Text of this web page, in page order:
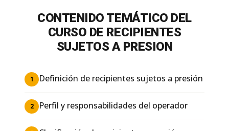
CONTENIDO TEMÁTICO DEL
CURSO DE RECIPIENTES
SUJETOS A PRESION
1 Definición de recipientes sujetos a presión
2 Perfil y responsabilidades del operador